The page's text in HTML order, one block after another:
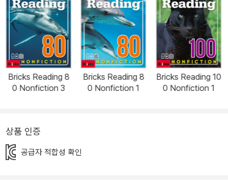
Bricks Reading 8
0 Nonfiction 3
Bricks Reading 8
0 Nonfiction 1
Bricks Reading 10
0 Nonfiction 1
상품 인증
공급자 적합성 확인